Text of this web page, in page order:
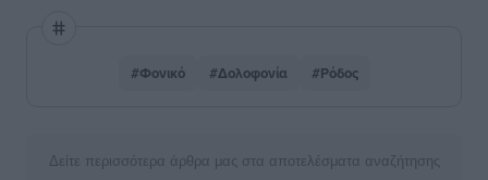
#Φονικό #Δολοφονία #Ρόδος
Δείτε περισσότερα άρθρα μας στα αποτελέσματα αναζήτησης